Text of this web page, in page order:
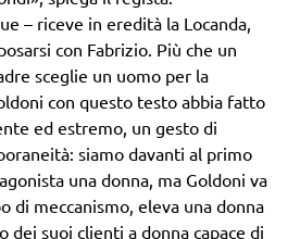
– riceve in eredità la Locanda,
con Fabrizio. Più che un
sceglie un uomo per la
con questo testo abbia fatto
ed estremo, un gesto di
siamo davanti al primo
una donna, ma Goldoni va
di meccanismo, eleva una donna
dei suoi clienti a donna capace di